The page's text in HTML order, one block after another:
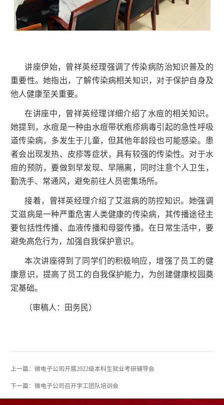
讲座伊始，曾祥英经理强调了传染病防治知识普及的
重要性。她指出，了解传染病相关知识，对于保护自身及
他人健康至关重要。
在讲座中，曾祥英经理详细介绍了水痘的相关知识。
她提到，水痘是一种由水痘带状疱疹病毒引起的急性呼吸
道传染病，多发生于儿童，但其他年龄段也可能感染。患
者会出现发热、皮疹等症状，具有较强的传染性。对于水
痘的预防，要做到早发现、早隔离，同时注意个人卫生，
勤洗手、常通风，避免前往人员密集场所。
接着，曾祥英经理介绍了艾滋病的防控知识。她强调
艾滋病是一种严重危害人类健康的传染病，其传播途径主
要包括性传播、血液传播和母婴传播。在日常生活中，要
避免高危行为，加强自我保护意识。
本次讲座得到了同学们的积极响应，增强了员工的健
康意识，提高了员工的自我保护能力，为创建健康校园奠
定基础。
（审稿人：田务民）
上一篇：微电子公司开展2022级本科生就业考研辅导会
下一篇：微电子公司召开学工团队培训会